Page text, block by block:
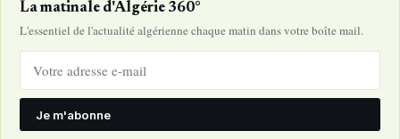
La matinale d'Algérie 360°
L'essentiel de l'actualité algérienne chaque matin dans votre boîte mail.
Je m'abonne